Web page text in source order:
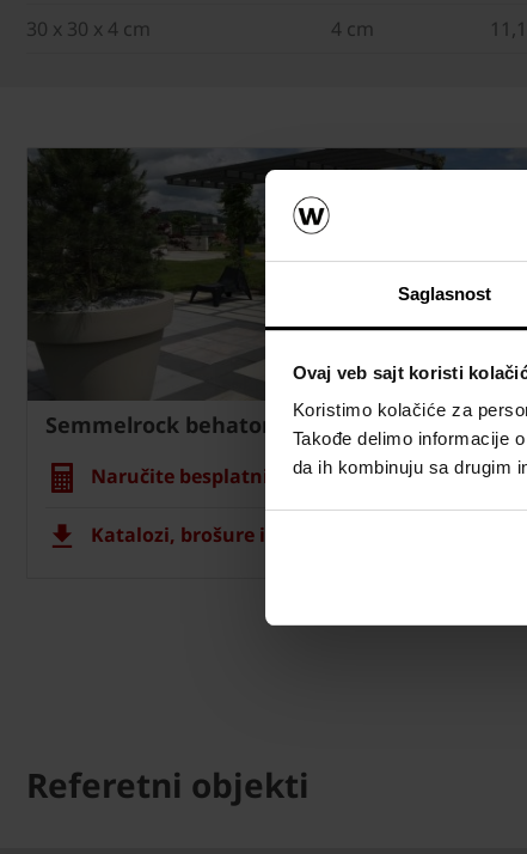
Saglasnost
Ovaj veb sajt koristi
Koristimo kolačiće za
Takođe delimo informacije
da ih kombinuju sa drugim
30 x 30 x 4 cm
4 cm
Semmelrock behaton
Naručite besplatni proračun materijala
Katalozi, brošure i tehnička dokumentacija
Referetni objekti